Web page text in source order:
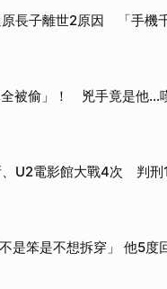
長子離世2原因 「手機
被偷」！ 兇手竟是他...
U2電影館大戰4次 判刑
是笨是不想拆穿」 他5度